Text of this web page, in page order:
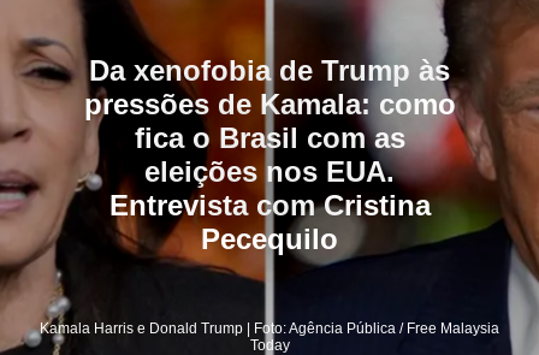
Da xenofobia de Trump às
pressões de Kamala: como
fica o Brasil com as
eleições nos EUA.
Entrevista com Cristina
Pecequilo
Kamala Harris e Donald Trump | Foto: Agência Pública / Free Malaysia
Today